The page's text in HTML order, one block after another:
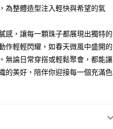
中國信託商業銀行
上)免運費
為整體造型注入輕快與希望的氣
感，讓每一顆珠子都展現出獨特的
作輕輕閃耀，如春天微風中盛開的
無論日常穿搭或輕鬆聚會，都能讓
的美好，陪伴你迎接每一個充滿色